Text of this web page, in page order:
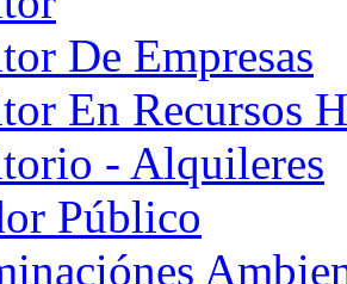
De Empresas
En Recursos
- Alquileres
Público